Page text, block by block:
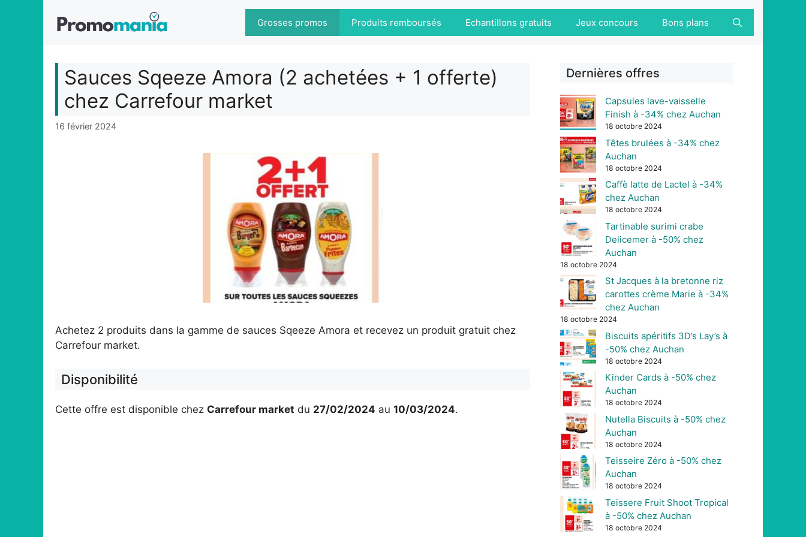
Grosses promos Produits remboursés Echantillons gratuits Jeux concours Bons plans
Sauces Sqeeze Amora (2 achetées + 1 offerte)
chez Carrefour market
16 février 2024
Achetez 2 produits dans la gamme de sauces Sqeeze Amora et recevez un produit gratuit chez
Carrefour market.
Disponibilité
Cette offre est disponible chez Carrefour market du 27/02/2024 au 10/03/2024.
Dernières offres
Capsules lave-vaisselle
Finish à -34% chez Auchan
18 octobre 2024
Têtes brulées à -34% chez
Auchan
18 octobre 2024
Caffè latte de Lactel à -34%
chez Auchan
18 octobre 2024
Tartinable surimi crabe
Delicemer à -50% chez
Auchan
18 octobre 2024
St Jacques à la bretonne riz
carottes crème Marie à -34%
chez Auchan
18 octobre 2024
Biscuits apéritifs 3D’s Lay’s à
-50% chez Auchan
18 octobre 2024
Kinder Cards à -50% chez
Auchan
18 octobre 2024
Nutella Biscuits à -50% chez
Auchan
18 octobre 2024
Teisseire Zéro à -50% chez
Auchan
18 octobre 2024
Teissere Fruit Shoot Tropical
à -50% chez Auchan
18 octobre 2024